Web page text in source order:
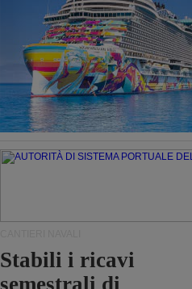
Stabili i ricavi
semestrali di